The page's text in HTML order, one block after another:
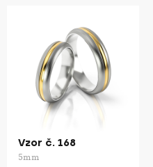
Vzor č. 168
5mm